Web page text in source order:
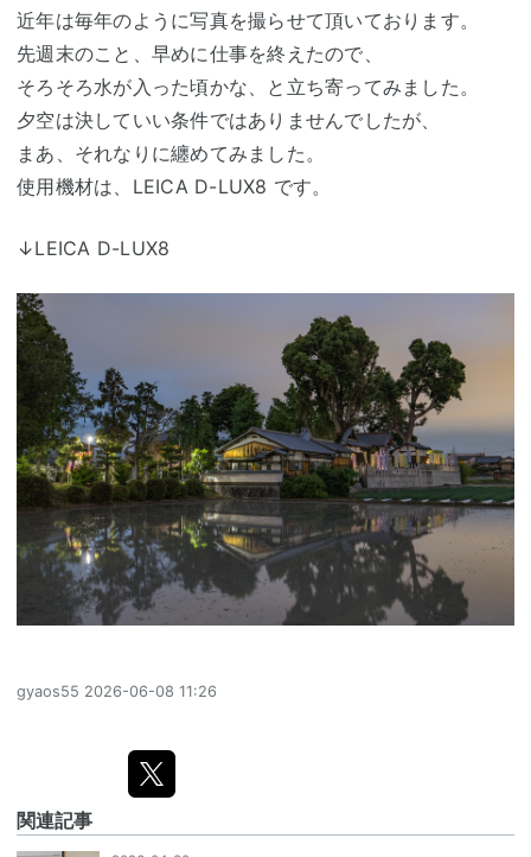
近年は毎年のように写真を撮らせて頂いております。
先週末のこと、早めに仕事を終えたので、
そろそろ水が入った頃かな、と立ち寄ってみました。
夕空は決していい条件ではありませんでしたが、
まあ、それなりに纏めてみました。
使用機材は、LEICA D-LUX8 です。
↓LEICA D-LUX8
gyaos55 2026-06-08 11:26
関連記事